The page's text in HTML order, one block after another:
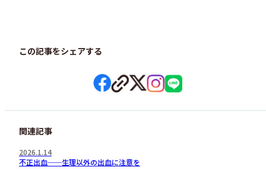
この記事をシェアする
関連記事
2026.1.14
不正出血──生理以外の出血に注意を